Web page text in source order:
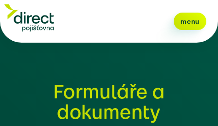
menu
Formuláře a
dokumenty